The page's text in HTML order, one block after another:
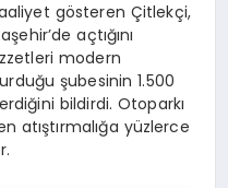
gösteren Çitlekçi,
açtığını
modern
şubesinin 1.500
bildirdi. Otoparkı
atıştırmalığa yüzlerce